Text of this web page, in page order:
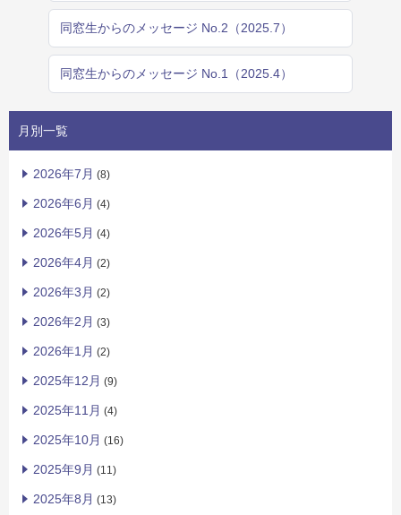
同窓生からのメッセージ No.2（2025.7）
同窓生からのメッセージ No.1（2025.4）
月別一覧
2026年7月 (8)
2026年6月 (4)
2026年5月 (4)
2026年4月 (2)
2026年3月 (2)
2026年2月 (3)
2026年1月 (2)
2025年12月 (9)
2025年11月 (4)
2025年10月 (16)
2025年9月 (11)
2025年8月 (13)